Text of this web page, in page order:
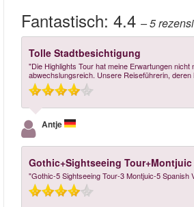
Fantastisch: 4.4 – 5
Tolle Stadtbesichtigung
"Die Highlights Tour hat meine Erwartungen
abwechslungsreich. Unsere Reiseführerin,
Antje
Gothic+Sightseeing
"Gothic-5 Sightseeing Tour-3 Montjuic-5 Spanish